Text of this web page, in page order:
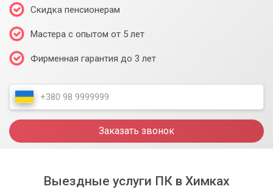
Скидка пенсионерам
Мастера с опытом от 5 лет
Фирменная гарантия до 3 лет
Заказать звонок
Выездные услуги ПК в Химках